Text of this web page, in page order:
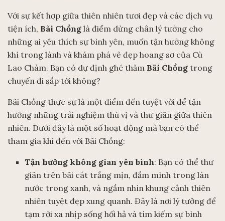
Với sự kết hợp giữa thiên nhiên tươi đẹp và các dịch vụ
tiện ích, Bãi Chồng là điểm dừng chân lý tưởng cho
những ai yêu thích sự bình yên, muốn tận hưởng không
khí trong lành và khám phá vẻ đẹp hoang sơ của Cù
Lao Chàm. Bạn có dự định ghé thăm Bãi Chồng trong
chuyến đi sắp tới không?
Bãi Chồng thực sự là một điểm đến tuyệt vời để tận
hưởng những trải nghiệm thú vị và thư giãn giữa thiên
nhiên. Dưới đây là một số hoạt động mà bạn có thể
tham gia khi đến với Bãi Chồng:
Tận hưởng không gian yên bình: Bạn có thể thư
giãn trên bãi cát trắng mịn, đắm mình trong làn
nước trong xanh, và ngắm nhìn khung cảnh thiên
nhiên tuyệt đẹp xung quanh. Đây là nơi lý tưởng để
tạm rời xa nhịp sống hối hả và tìm kiếm sự bình